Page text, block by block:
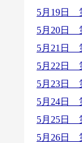
5月19日
5月20日
5月21日
5月22日
5月23日
5月24日
5月25日
5月26日